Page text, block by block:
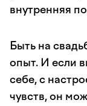
внутренняя
Быть на
опыт. И если
себе, с
чувств, он